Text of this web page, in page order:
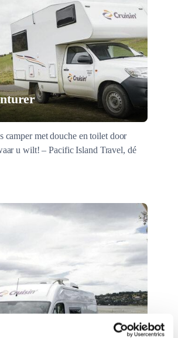
camper met douche en toilet door
u wilt! – Pacific Island Travel, dé